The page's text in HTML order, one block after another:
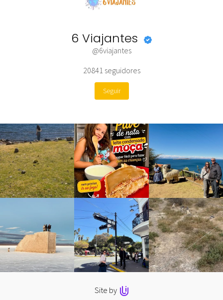
6 Viajantes
@6viajantes
20841 seguidores
Seguir
Site by